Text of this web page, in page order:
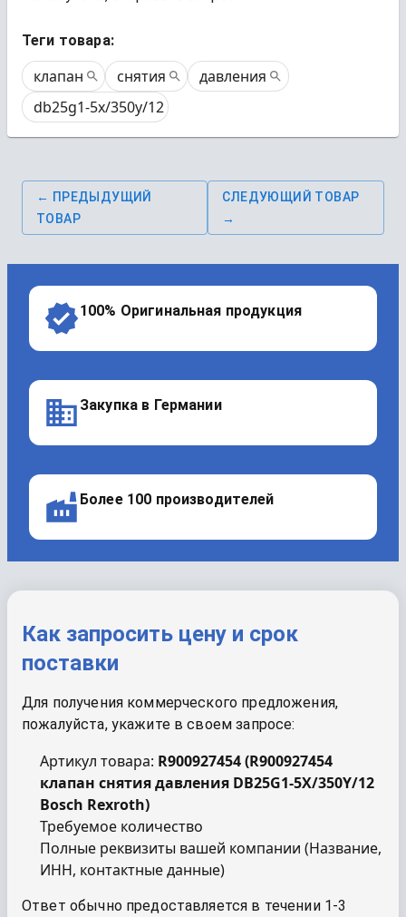
Теги товара:
клапан снятия
давления
db25g1-5x/350y/12
← ПРЕДЫДУЩИЙ
ТОВАР
СЛЕДУЮЩИЙ ТОВАР
→
100% Оригинальная продукция
Закупка в Германии
Более 100 производителей
Как запросить цену и срок
поставки
Для получения коммерческого предложения,
пожалуйста, укажите в своем запросе:
Артикул товара: R900927454(R900927454
клапан снятия давления DB25G1-5X/350Y/12
Bosch Rexroth)
Требуемое количество
Полные реквизиты вашей компании (Название,
ИНН, контактные данные)
Ответ обычно предоставляется в течении 1-3